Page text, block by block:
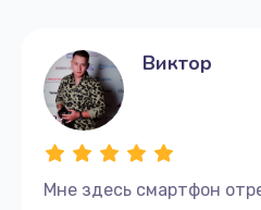
Мне здесь смартфон
Виктор